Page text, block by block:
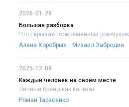
2026-01-28
Большая разборка
Что скрывает современный рок-
Алена Хоробрых
Михаил Забродин
2025-12-09
Каждый человек на своём месте
Личный бренд как капитал
Роман Тарасенко